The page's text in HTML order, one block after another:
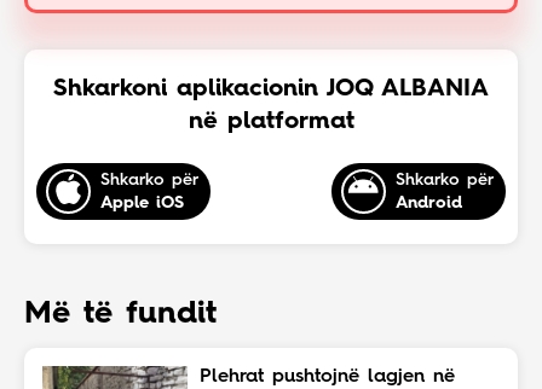
Shkarkoni aplikacionin JOQ ALBANIA
në platformat
Shkarko për
Apple iOS
Shkarko për
Android
Më të fundit
Plehrat pushtojnë lagjen në